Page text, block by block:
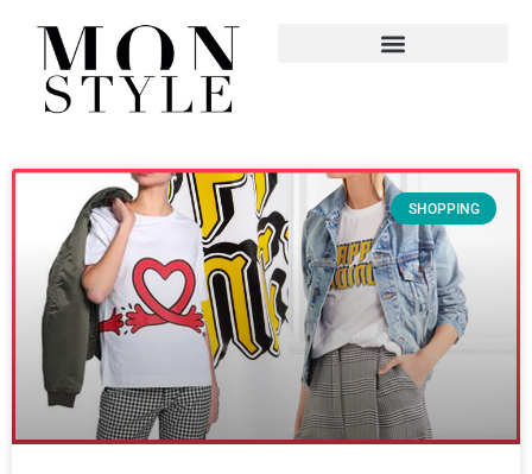
SHOPPING